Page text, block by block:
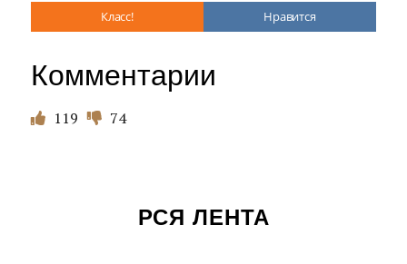
Класс! Нравится
Комментарии
119 74
РСЯ ЛЕНТА